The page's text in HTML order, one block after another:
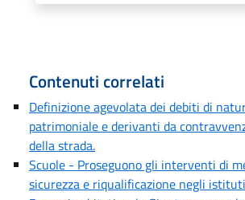
Contenuti correlati
Definizione agevolata dei debiti di
patrimoniale e derivanti da
della strada.
Scuole - Proseguono gli interventi di
sicurezza e riqualificazione negli